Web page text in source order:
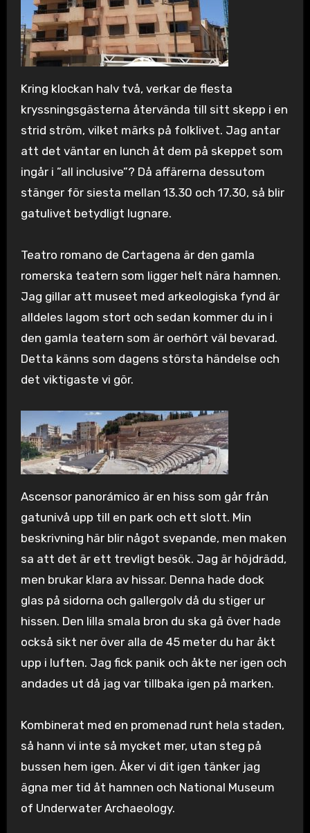
Kring klockan halv två, verkar de flesta
kryssningsgästerna återvända till sitt skepp i en
strid ström, vilket märks på folklivet. Jag antar
att det väntar en lunch åt dem på skeppet som
ingår i ”all inclusive”? Då affärerna dessutom
stänger för siesta mellan 13.30 och 17.30, så blir
gatulivet betydligt lugnare.
Teatro romano de Cartagena är den gamla
romerska teatern som ligger helt nära hamnen.
Jag gillar att museet med arkeologiska fynd är
alldeles lagom stort och sedan kommer du in i
den gamla teatern som är oerhört väl bevarad.
Detta känns som dagens största händelse och
det viktigaste vi gör.
Ascensor panorámico är en hiss som går från
gatunivå upp till en park och ett slott. Min
beskrivning här blir något svepande, men maken
sa att det är ett trevligt besök. Jag är höjdrädd,
men brukar klara av hissar. Denna hade dock
glas på sidorna och gallergolv då du stiger ur
hissen. Den lilla smala bron du ska gå över hade
också sikt ner över alla de 45 meter du har åkt
upp i luften. Jag fick panik och åkte ner igen och
andades ut då jag var tillbaka igen på marken.
Kombinerat med en promenad runt hela staden,
så hann vi inte så mycket mer, utan steg på
bussen hem igen. Åker vi dit igen tänker jag
ägna mer tid åt hamnen och National Museum
of Underwater Archaeology.